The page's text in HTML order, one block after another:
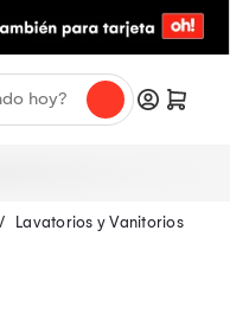
Lavatorios y Vanitorios